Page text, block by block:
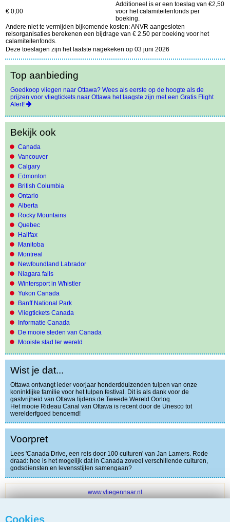
Top aanbieding
Goedkoop vliegen naar Ottawa? Wees als eerste op de hoogte als de
prijzen voor vliegtickets naar Ottawa het laagste zijn met een Gratis Flight
Alert!
Bekijk ook
Canada
Vancouver
Calgary
Edmonton
British Columbia
Ontario
Alberta
Rocky Mountains
Quebec
Halifax
Manitoba
Montreal
Newfoundland Labrador
Niagara falls
Wintersport in Whistler
Yukon Canada
Banff National Park
Vliegtickets Canada
Informatie Canada
De mooie steden van Canada
Mooiste stad ter wereld
Wist je dat...
Ottawa ontvangt ieder voorjaar honderdduizenden tulpen van onze
koninklijke familie voor het tulpen festival. Dit is als dank voor de
gastvrijheid van Ottawa tijdens de Tweede Wereld Oorlog.
Het mooie Rideau Canal van Ottawa is recent door de Unesco tot
werelderfgoed benoemd!
Voorpret
Lees 'Canada Drive, een reis door 100 culturen' van Jan Lamers. Rode
draad: hoe is het mogelijk dat in Canada zoveel verschillende culturen,
godsdiensten en levensstijlen samengaan?
€ 0,00
Additioneel is er een toeslag van €2,50
voor het calamiteitenfonds per
boeking.
Andere niet te vermijden bijkomende kosten: ANVR aangesloten
reisorganisaties berekenen een bijdrage van € 2.50 per boeking voor het
calamiteitenfonds.
Deze toeslagen zijn het laatste nagekeken op 03 juni 2026
www.vliegennaar.nl
Bekijk aanbiedingen van:
Cookies